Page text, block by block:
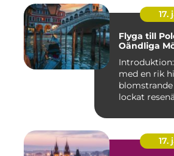
17.
Flyga till
Oändliga
med en rik
lockat
17.